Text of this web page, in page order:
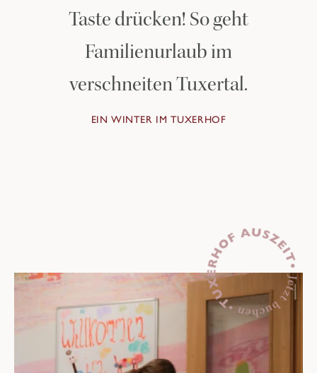
Taste drücken! So geht
Familienurlaub im
verschneiten Tuxertal.
EIN WINTER IM TUXERHOF
Zum Aufwärmen